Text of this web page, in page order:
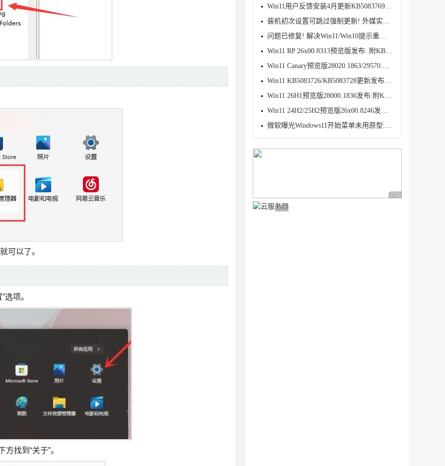
可以了。
项。
找到“关于”。
Win11用户反馈安装4月更新KB5083769后遇到打印故障
装机初次设置可跳过强制更新! 外媒实测Win11 OOBE 新
问题已修复! 解决Win11/Win10提示重新连接你的文件历
Win11 RP 26x00.8313预览版发布: 附KB5083631完整更新
Win11 Canary预览版28020.1863/29570.1000发布:优化文
Win11 KB5083726/KB5083728更新发布:附完整更新日志
Win11 26H1预览版28000.1836发布:附KB5083768完整更新
Win11 24H2/25H2预览版26x00.8246发布:附KB5083769完
微软曝光Windows11开始菜单未用原型:动态磁贴情怀难消
广告 商业广告，理性
广告 商业广告，理性选择